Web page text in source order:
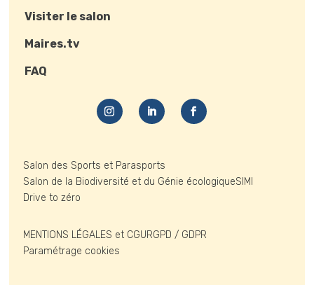
Visiter le salon
Maires.tv
FAQ
Salon des Sports et Parasports
Salon de la Biodiversité et du Génie écologiqueSIMI
Drive to zéro
MENTIONS LÉGALES et CGURGPD / GDPR
Paramétrage cookies